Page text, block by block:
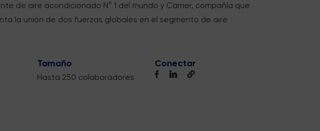
de aire acondicionado N° 1 del mundo y Carrier, compañía que
la unión de dos fuerzas globales en el segmento de aire
Tamaño
Hasta 250 colaboradores
Conectar